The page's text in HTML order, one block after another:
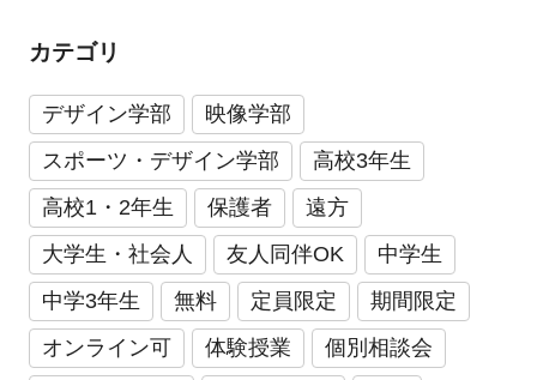
カテゴリ
デザイン学部
映像学部
スポーツ・デザイン学部
高校3年生
高校1・2年生
保護者
遠方
大学生・社会人
友人同伴OK
中学生
中学3年生
無料 定員限定
期間限定
オンライン可
体験授業
個別相談会